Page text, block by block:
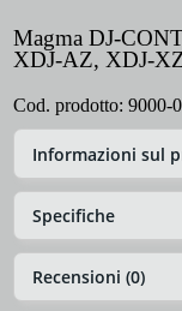
Magma DJ-
XDJ-AZ, XDJ-
Cod. prodotto: 9000-
Informazioni sul
Specifiche
Recensioni (0)